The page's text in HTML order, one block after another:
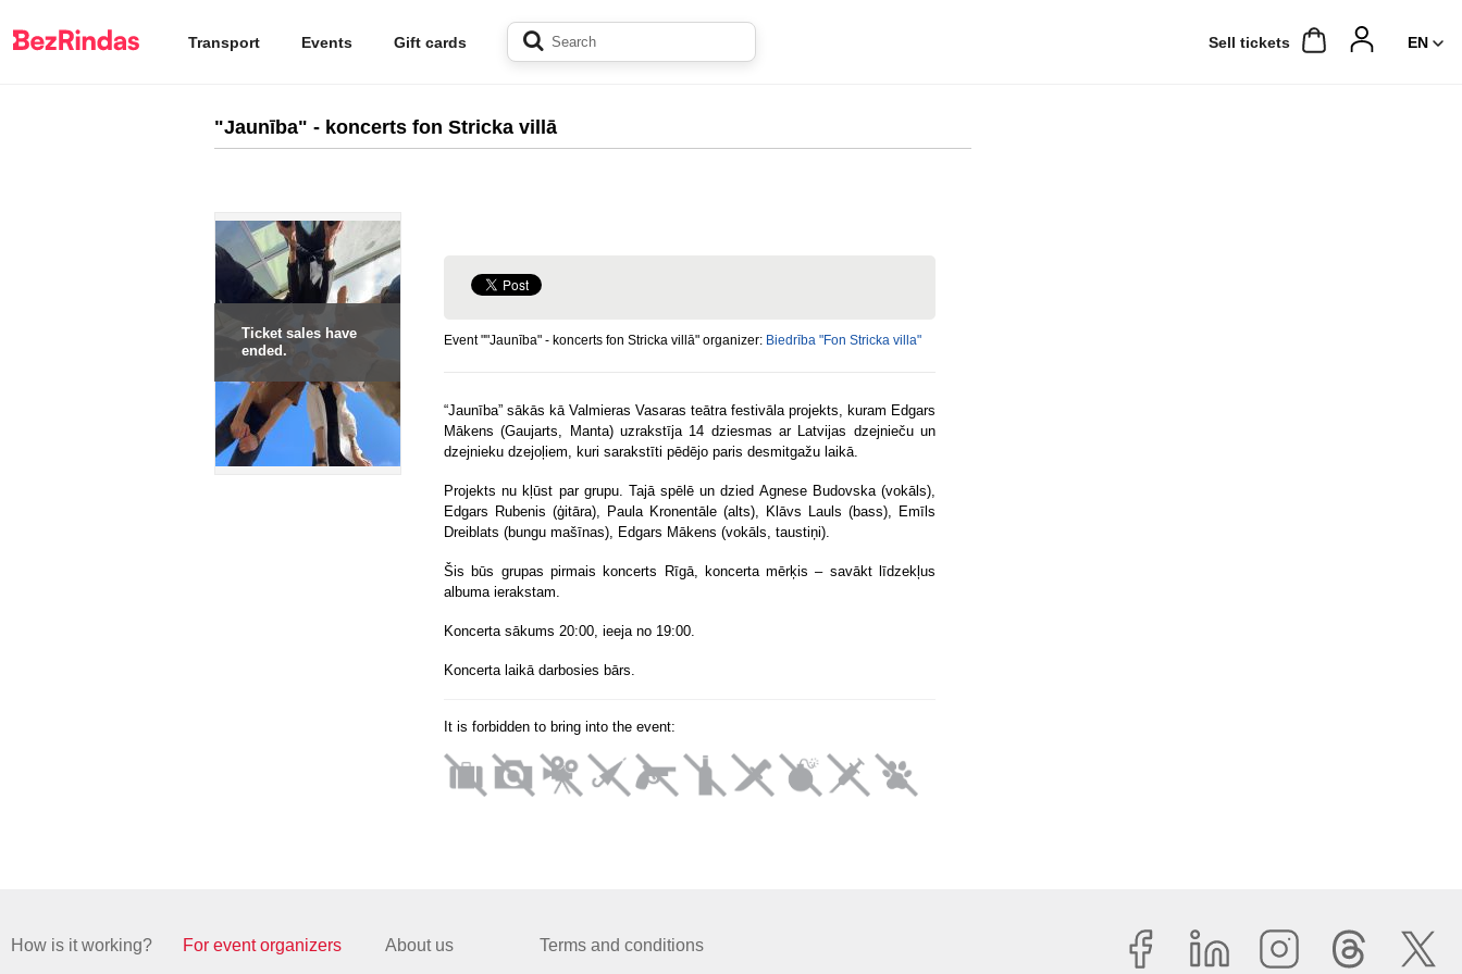
Transport Events Gift cards Sell ​​tickets
"Jaunība" - koncerts fon Stricka villā
Ticket sales have
ended.
Event ""Jaunība" - koncerts fon Stricka villā" organizer: Biedrība "Fon Stricka villa"
“Jaunība” sākās kā Valmieras Vasaras teātra festivāla projekts, kuram Edgars
Mākens (Gaujarts, Manta) uzrakstīja 14 dziesmas ar Latvijas dzejnieču un
dzejnieku dzejoļiem, kuri sarakstīti pēdējo paris desmitgažu laikā.
Projekts nu kļūst par grupu. Tajā spēlē un dzied Agnese Budovska (vokāls),
Edgars Rubenis (ģitāra), Paula Kronentāle (alts), Klāvs Lauls (bass), Emīls
Dreiblats (bungu mašīnas), Edgars Mākens (vokāls, taustiņi).
Šis būs grupas pirmais koncerts Rīgā, koncerta mērķis – savākt līdzekļus
albuma ierakstam.
Koncerta sākums 20:00, ieeja no 19:00.
Koncerta laikā darbosies bārs.
It is forbidden to bring into the event:
How is it working?
For event organizers
About us
Terms and conditions